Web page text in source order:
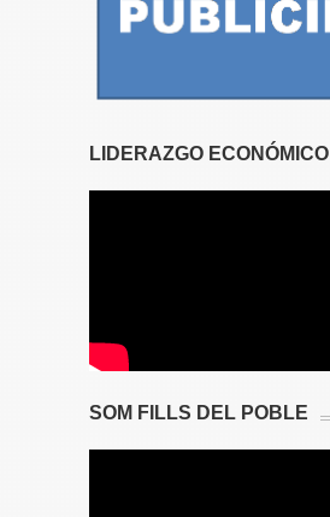
LIDERAZGO ECONÓMICO
SOM FILLS DEL POBLE